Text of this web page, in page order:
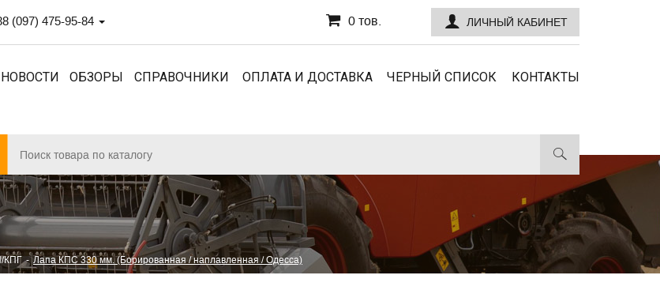
(097) 475-95-84 0 тов. ЛИЧНЫЙ КАБИНЕТ
НОВОСТИ ОБЗОРЫ СПРАВОЧНИКИ ОПЛАТА И ДОСТАВКА ЧЕРНЫЙ СПИСОК КОНТАКТЫ
КПГ Лапа КПС 330 мм. (Борированная / наплавленная / Одесса)